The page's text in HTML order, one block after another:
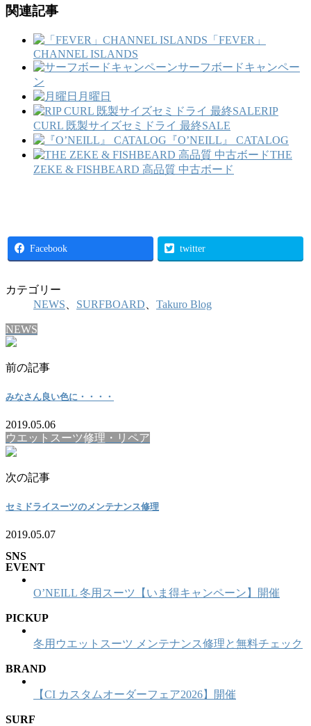
関連記事
「FEVER」
CHANNEL ISLANDS
サーフボードキャンペー
ン
月曜日
RIP
CURL 既製サイズセミドライ 最終SALE
『O’NEILL』 CATALOG
THE
ZEKE & FISHBEARD 高品質 中古ボード
Facebook twitter
カテゴリー
NEWS
SURFBOARD Takuro Blog
NEWS
前の記事
みなさん良い色に・・・・
2019.05.06
ウエットスーツ修理・リペア
次の記事
セミドライスーツのメンテナンス修理
2019.05.07
SNS
EVENT
O’NEILL 冬用スーツ【いま得キャンペーン】開催
PICKUP
冬用ウエットスーツ メンテナンス修理と無料チェック
BRAND
【CI カスタムオーダーフェア2026】開催
SURF